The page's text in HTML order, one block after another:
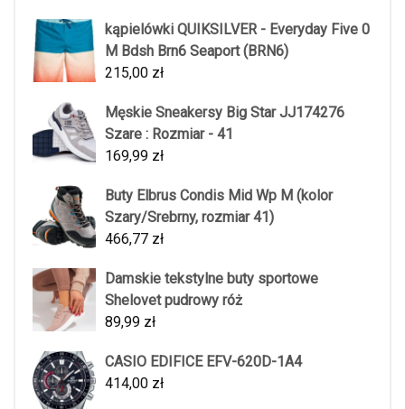
kąpielówki QUIKSILVER - Everyday Five 0
M Bdsh Brn6 Seaport (BRN6)
215,00 zł
Męskie Sneakersy Big Star JJ174276
Szare : Rozmiar - 41
169,99 zł
Buty Elbrus Condis Mid Wp M (kolor
Szary/Srebrny, rozmiar 41)
466,77 zł
Damskie tekstylne buty sportowe
Shelovet pudrowy róż
89,99 zł
CASIO EDIFICE EFV-620D-1A4
414,00 zł